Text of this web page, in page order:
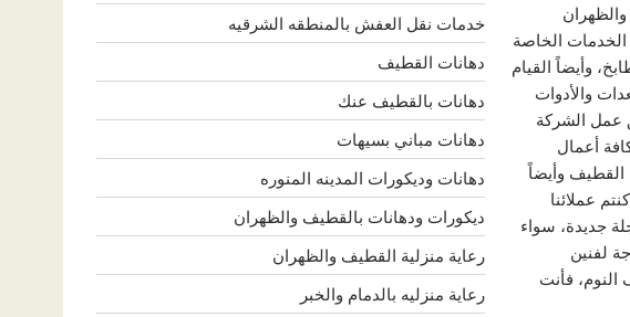
الخاصة
وأيضاً القيام
والأدوات
عمل الشركة
أعمال
وأيضاً
عملائنا
جديدة، سواء
لفنين
فأنت
خدمات نقل العفش بالمنطقه الشرقيه
دهانات القطيف
دهانات بالقطيف عنك
دهانات مباني بسيهات
دهانات وديكورات المدينه المنوره
ديكورات ودهانات بالقطيف والظهران
رعاية منزلية القطيف والظهران
رعاية منزليه بالدمام والخبر